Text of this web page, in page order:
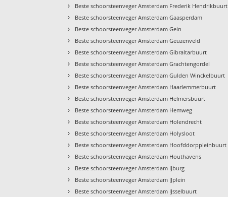
› Beste schoorsteenveger Amsterdam Frederik Hendrikbuurt
› Beste schoorsteenveger Amsterdam Gaasperdam
› Beste schoorsteenveger Amsterdam Gein
› Beste schoorsteenveger Amsterdam Geuzenveld
› Beste schoorsteenveger Amsterdam Gibraltarbuurt
› Beste schoorsteenveger Amsterdam Grachtengordel
› Beste schoorsteenveger Amsterdam Gulden Winckelbuurt
› Beste schoorsteenveger Amsterdam Haarlemmerbuurt
› Beste schoorsteenveger Amsterdam Helmersbuurt
› Beste schoorsteenveger Amsterdam Hemweg
› Beste schoorsteenveger Amsterdam Holendrecht
› Beste schoorsteenveger Amsterdam Holysloot
› Beste schoorsteenveger Amsterdam Hoofddorppleinbuurt
› Beste schoorsteenveger Amsterdam Houthavens
› Beste schoorsteenveger Amsterdam IJburg
› Beste schoorsteenveger Amsterdam IJplein
› Beste schoorsteenveger Amsterdam IJsselbuurt